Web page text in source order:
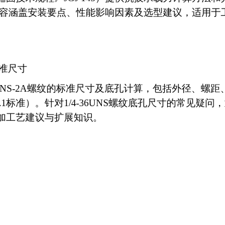
涵盖安装要点、性能影响因素及选型建议，适用于
尺寸
2A螺纹的标准尺寸及底孔计算，包括外径、螺
标准）。针对1/4-36UNS螺纹底孔尺寸的常见疑问
工艺建议与扩展知识。